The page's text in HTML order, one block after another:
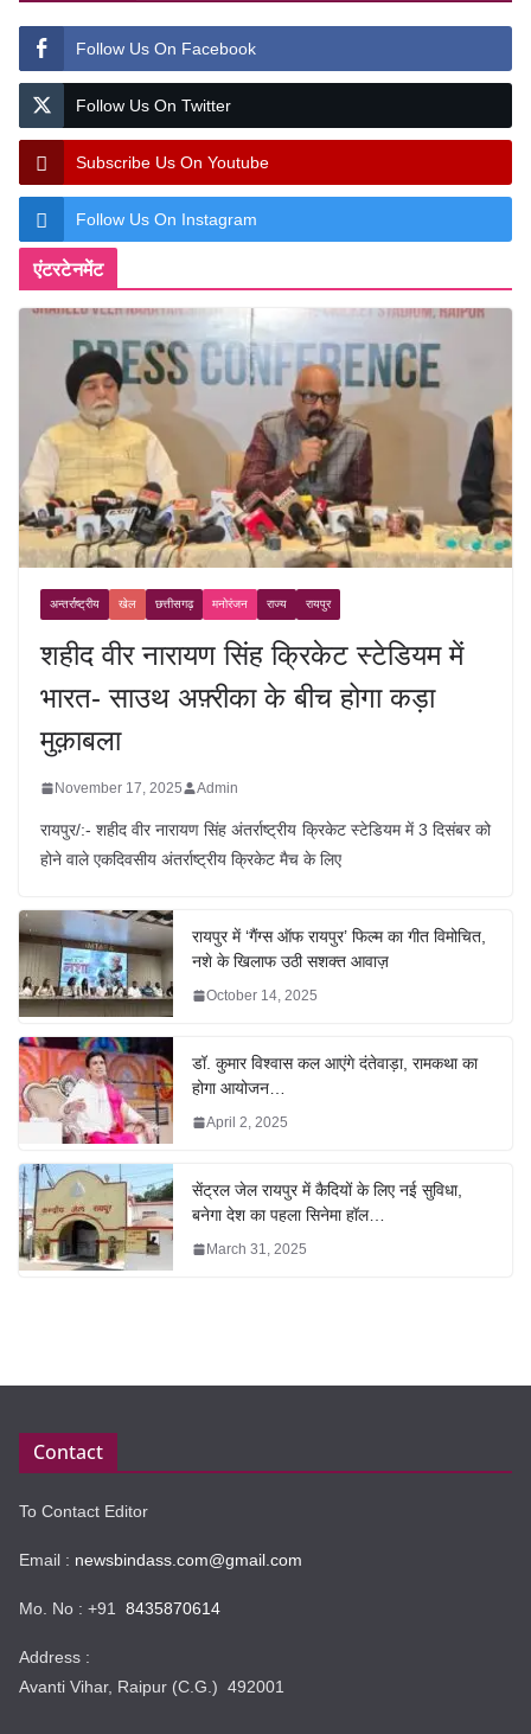
Follow Us On Facebook
Follow Us On Twitter
Subscribe Us On Youtube
Follow Us On Instagram
एंटरटेनमेंट
अन्तर्राष्ट्रीय खेल छत्तीसगढ़ मनोरंजन राज्य रायपुर
शहीद वीर नारायण सिंह क्रिकेट स्टेडियम में
भारत- साउथ अफ़्रीका के बीच होगा कड़ा
मुक़ाबला
November 17, 2025 Admin
रायपुर/:- शहीद वीर नारायण सिंह अंतर्राष्ट्रीय क्रिकेट स्टेडियम में 3 दिसंबर को
होने वाले एकदिवसीय अंतर्राष्ट्रीय क्रिकेट मैच के लिए
रायपुर में ‘गैंग्स ऑफ रायपुर’ फिल्म का गीत विमोचित,
नशे के खिलाफ उठी सशक्त आवाज़
October 14, 2025
डॉ. कुमार विश्वास कल आएंगे दंतेवाड़ा, रामकथा का
होगा आयोजन…
April 2, 2025
सेंट्रल जेल रायपुर में कैदियों के लिए नई सुविधा,
बनेगा देश का पहला सिनेमा हॉल…
March 31, 2025
Contact
To Contact Editor
Email : newsbindass.com@gmail.com
Mo. No : +91 8435870614
Address :
Avanti Vihar, Raipur (C.G.) 492001